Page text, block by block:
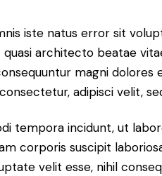
iste natus error sit
architecto beatae
magni
adipisci velit,
tempora incidunt, ut
corporis suscipit
velit esse, nihil